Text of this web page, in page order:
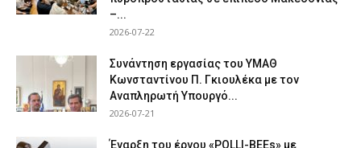
–...
2026-07-22
Συνάντηση εργασίας του ΥΜΑΘ
Κωνσταντίνου Π. Γκιουλέκα με τον
Αναπληρωτή Υπουργό...
2026-07-21
Έναρξη του έργου «POLLI-BEEs» με